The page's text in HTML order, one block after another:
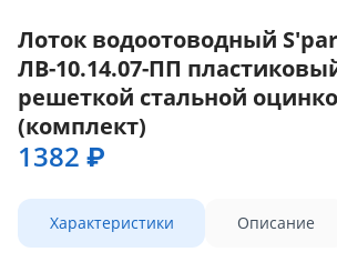
Лоток водоотоводный
ЛВ-10.14.07-ПП
решеткой стальной
(комплект)
1382 ₽
Характеристики Описание